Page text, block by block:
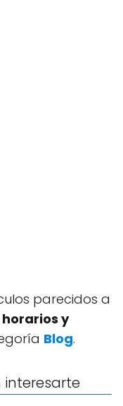
parecidos a
y
Blog.
interesarte